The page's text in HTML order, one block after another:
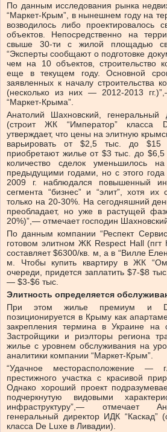
По данным исследования рынка
“Маркет-Крым”, в нынешнем году на
возводилось либо проектировалось
объектов. Непосредственно на
свыше 30-ти с жилой площадью
“Эксперты сообщают о подготовке
чем на 10 объектов, строительство
еще в текущем году. Основной
заявленных к началу строительства
(несколько из них — 2012-2013
“Маркет-Крыма”.
Анатолий Шахновский, генеральный
(строит ЖК “Император”
утверждает, что цены на элитную
варьировать от $2,5 тыс. до
приобретают жилье от $3 тыс. до $6,5
количество сделок уменьшилось
предыдущими годами, но с этого
2009 г. наблюдался повышенный
сегмента “бизнес” и “элит”, хотя их
только на 20-30%. На сегодняшний
преобладает, но уже в растущей
20%)”,— отмечает господин
По данным компании “Респект
готовом элитном ЖК Respect Hall (пгт
составляет $6300/кв. м, а в “Вилле
м. Чтобы купить квартиру в ЖК
очереди, придется заплатить $7-$8
— $3-$6 тыс.
Элитность определяется
При этом жилье премиум и
позиционируется в Крыму как
закрепления термина в Украине на
Застройщики и риэлторы региона
жилье с уровнем обслуживания на
аналитики компании “Маркет-Крым”.
“Удачное месторасположение —
престижного участка с красивой
Однако хороший проект
подчеркнутую видовыми
инфраструктуру”,— отмечает
генеральный директор ИДК “Каскад”
класса De Luxe в Ливадии).